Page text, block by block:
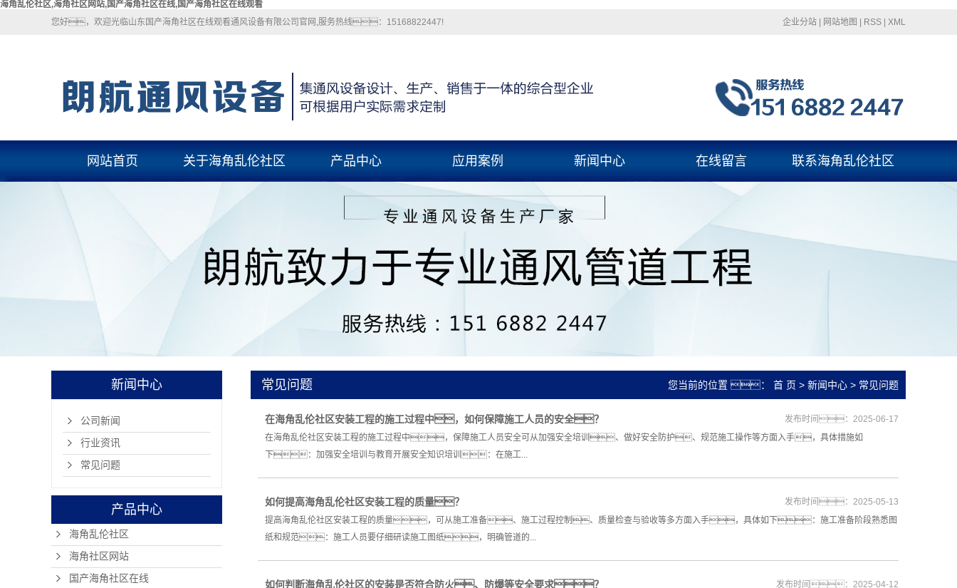
海角乱伦社区,海角社区网站,国产海角社区在线,国产海角社区在线观看
您好，欢迎光临山东国产海角社区在线观看通风设备有限公司官网,服务热线：15168822447!
企业分站 网站地图 RSS XML
网站首页 关于海角乱伦社区
关于海角乱伦社区
联系海角乱伦社区
产品中心
海角乱伦社区
海角社区网站
国产海角社区在线
玻璃钢风管
应用案例
应用案例
新闻中心
公司新闻
行业新闻
技术知识
在线留言 联系海角乱伦社区
新闻中心
公司新闻
行业资讯
常见问题
产品中心
海角乱伦社区
海角社区网站
国产海角社区在线
常见问题 您当前的位置 ： 首 页 > 新闻中心 > 常见问题
在海角乱伦社区安装工程的施工过程中，如何保障施工人员的安全？
在海角乱伦社区安装工程的施工过程中，保障施工人员安全可从加强安全培训、做好安全防护、规范施工操作等方面入手，具体措施如
下：加强安全培训与教育开展安全知识培训：在施工...
发布时间：2025-06-17
如何提高海角乱伦社区安装工程的质量？
提高海角乱伦社区安装工程的质量，可从施工准备、施工过程控制、质量检查与验收等多方面入手，具体如下：施工准备阶段熟悉图
纸和规范：施工人员要仔细研读施工图纸，明确管道的...
发布时间：2025-05-13
如何判断海角乱伦社区的安装是否符合防火、防爆等安全要求？ 发布时间：2025-04-12